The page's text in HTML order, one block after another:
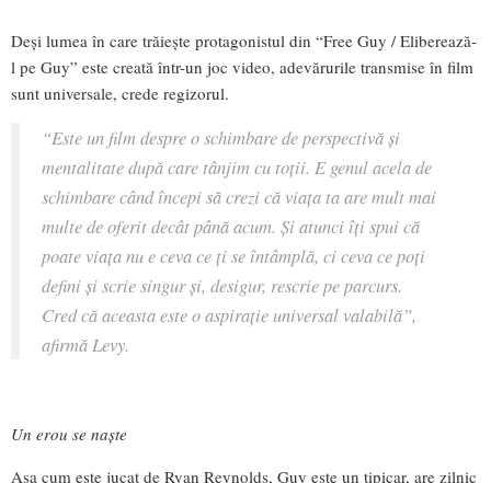
Deși lumea în care trăiește protagonistul din “Free Guy / Eliberează-
l pe Guy” este creată într-un joc video, adevărurile transmise în film
sunt universale, crede regizorul.
“Este un film despre o schimbare de perspectivă și
mentalitate după care tânjim cu toții. E genul acela de
schimbare când începi să crezi că viața ta are mult mai
multe de oferit decât până acum. Și atunci îți spui că
poate viața nu e ceva ce ți se întâmplă, ci ceva ce poți
defini și scrie singur și, desigur, rescrie pe parcurs.
Cred că aceasta este o aspirație universal valabilă”,
afirmă Levy.
Un erou se naște
Așa cum este jucat de Ryan Reynolds, Guy este un tipicar, are zilnic